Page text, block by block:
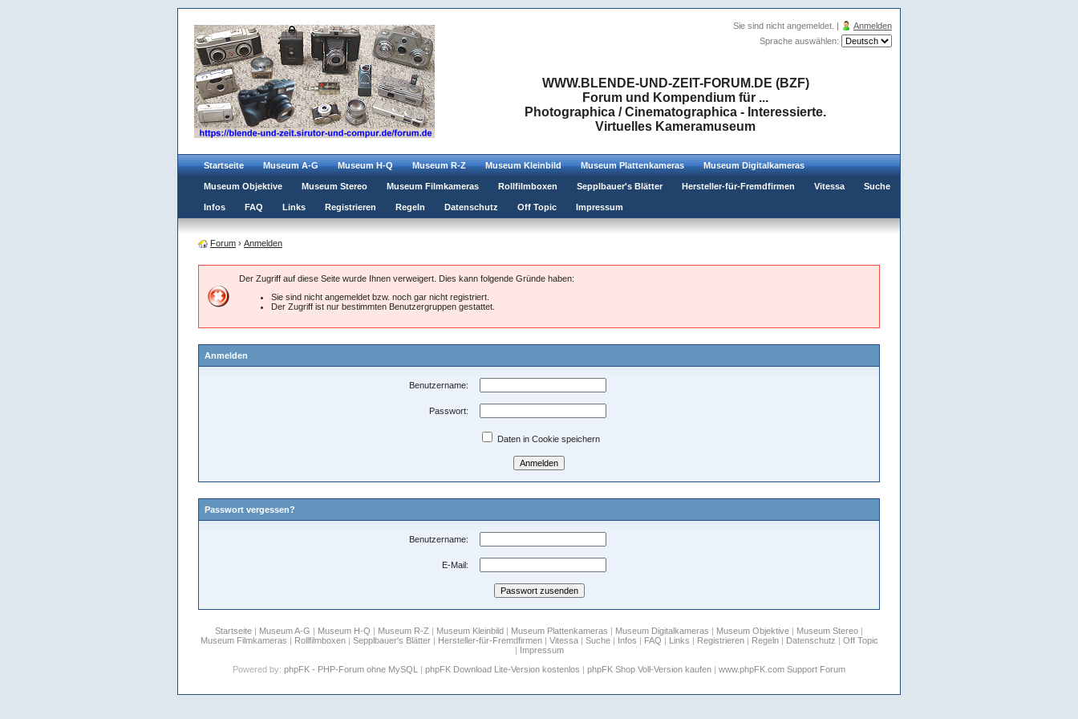
Sie sind nicht angemeldet. |
Anmelden
Sprache auswählen:
WWW.BLENDE-UND-ZEIT-FORUM.DE (BZF)
Forum und Kompendium für ...
Photographica / Cinematographica - Interessierte.
Virtuelles Kameramuseum
Startseite Museum A-G Museum H-Q Museum R-Z Museum Kleinbild Museum Plattenkameras Museum Digitalkameras
Museum Objektive Museum Stereo Museum Filmkameras Rollfilmboxen Sepplbauer's Blätter Hersteller-für-Fremdfirmen Vitessa Suche
Infos FAQ Links Registrieren Regeln Datenschutz Off Topic Impressum
Forum › Anmelden
Der Zugriff auf diese Seite wurde Ihnen verweigert. Dies kann folgende Gründe haben:
Sie sind nicht angemeldet bzw. noch gar nicht registriert.
Der Zugriff ist nur bestimmten Benutzergruppen gestattet.
Anmelden
Benutzername:
Passwort:
Daten in Cookie speichern
Passwort vergessen?
Benutzername:
E-Mail:
Startseite Museum A-G Museum H-Q Museum R-Z Museum Kleinbild Museum Plattenkameras Museum Digitalkameras Museum Objektive Museum Stereo
Museum Filmkameras
Rollfilmboxen| Sepplbauer's Blätter| Hersteller-für-Fremdfirmen| Vitessa| Suche| Infos FAQ Links Registrieren| Regeln| Datenschutz
Off Topic
Impressum
Powered by: phpFK - PHP-Forum ohne MySQL phpFK Download Lite-Version kostenlos phpFK Shop Voll-Version kaufen www.phpFK.com Support Forum